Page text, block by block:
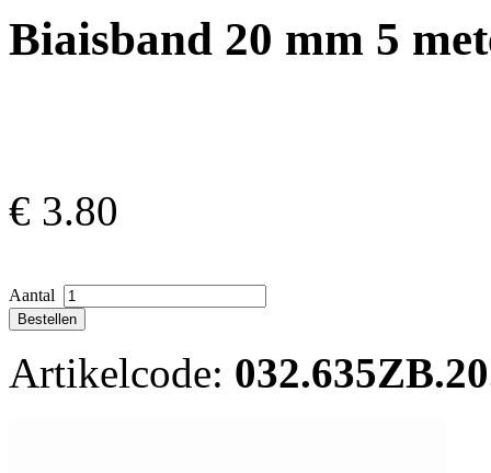
Biaisband 20 mm 5
€ 3.80
Aantal
Artikelcode: